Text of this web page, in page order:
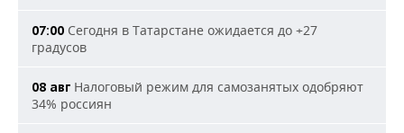
07:00 Сегодня в Татарстане ожидается до +27
градусов
08 авг Налоговый режим для самозанятых одобряют
34% россиян